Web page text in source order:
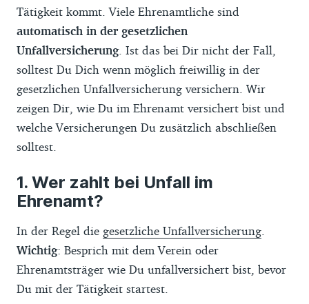
Tätigkeit kommt. Viele Ehrenamtliche sind
automatisch in der gesetzlichen
Unfallversicherung. Ist das bei Dir nicht der Fall,
solltest Du Dich wenn möglich freiwillig in der
gesetzlichen Unfallversicherung versichern. Wir
zeigen Dir, wie Du im Ehrenamt versichert bist und
welche Versicherungen Du zusätzlich abschließen
solltest.
Wer zahlt bei Unfall im
Ehrenamt?
In der Regel die gesetzliche Unfallversicherung
Wichtig: Besprich mit dem Verein oder
Ehrenamtsträger wie Du unfallversichert bist, bevor
Du mit der Tätigkeit startest.